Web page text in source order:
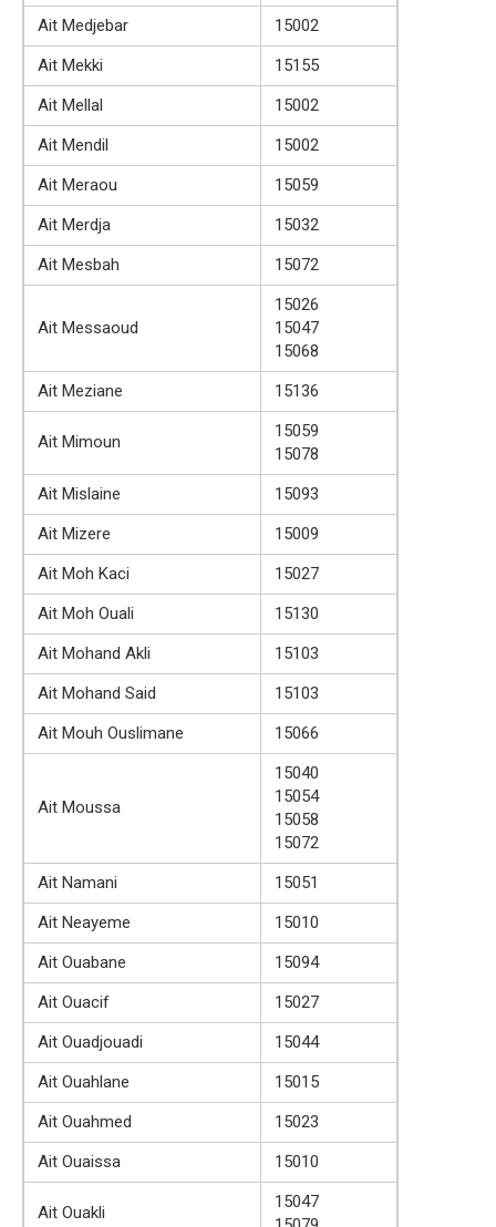
Ait Medjebar
15002
Ait Mekki
15155
Ait Mellal
15002
Ait Mendil
15002
Ait Meraou
15059
Ait Merdja
15032
Ait Mesbah
15072
Ait Messaoud
15026
15047
15068
Ait Meziane
15136
Ait Mimoun
15059
15078
Ait Mislaine
15093
Ait Mizere
15009
Ait Moh Kaci
15027
Ait Moh Ouali
15130
Ait Mohand Akli
15103
Ait Mohand Said
15103
Ait Mouh Ouslimane
15066
Ait Moussa
15040
15054
15058
15072
Ait Namani
15051
Ait Neayeme
15010
Ait Ouabane
15094
Ait Ouacif
15027
Ait Ouadjouadi
15044
Ait Ouahlane
15015
Ait Ouahmed
15023
Ait Ouaissa
15010
Ait Ouakli
15047